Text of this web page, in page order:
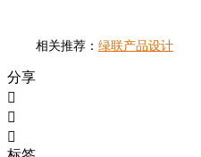
相关推荐： 绿联产品设计
分享


